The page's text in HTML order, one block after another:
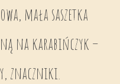
mała saszetka
na karabińczyk –
znaczniki.